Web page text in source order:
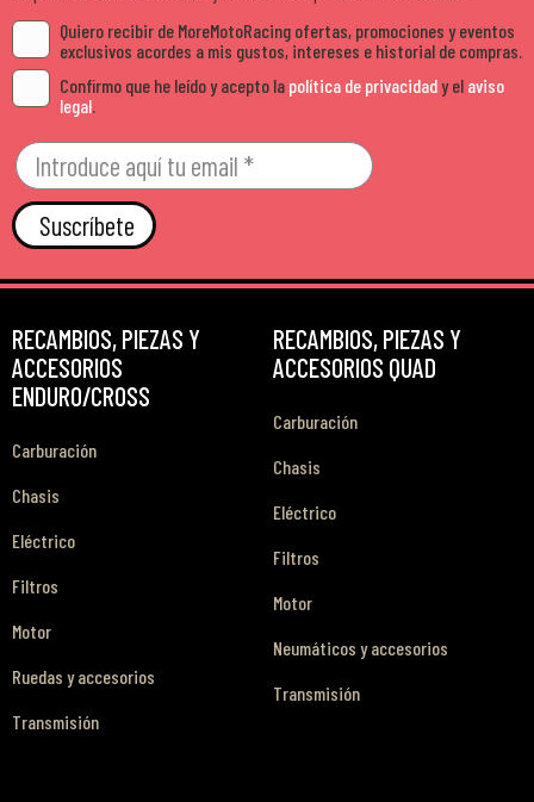
Quiero recibir de MoreMotoRacing ofertas, promociones y eventos
exclusivos acordes a mis gustos, intereses e historial de compras.
Confirmo que he leído y acepto la política de privacidady el aviso
legal.
Suscríbete
RECAMBIOS, PIEZAS Y
ACCESORIOS
ENDURO/CROSS
Carburación
Chasis
Eléctrico
Filtros
Motor
Ruedas y accesorios
Transmisión
RECAMBIOS, PIEZAS Y
ACCESORIOS QUAD
Carburación
Chasis
Eléctrico
Filtros
Motor
Neumáticos y accesorios
Transmisión